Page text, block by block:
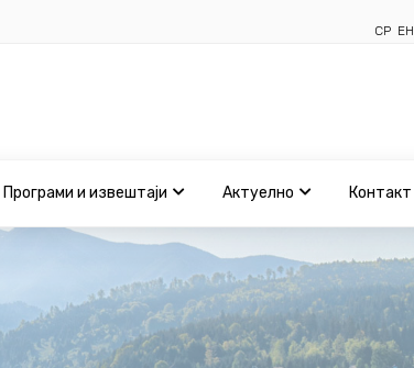
СР ЕН
Програми и извештаји Актуелно Контакт